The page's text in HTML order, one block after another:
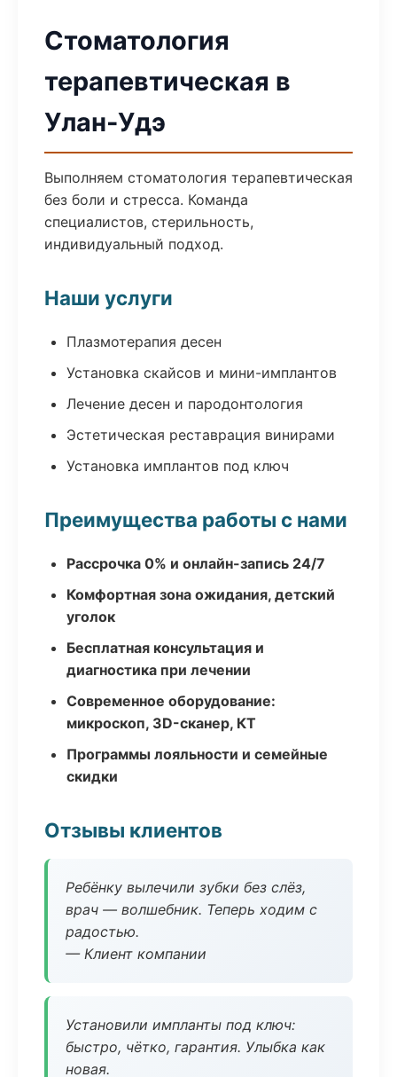
Стоматология
терапевтическая в
Улан-Удэ
Выполняем стоматология терапевтическая
без боли и стресса. Команда
специалистов, стерильность,
индивидуальный подход.
Наши услуги
Плазмотерапия десен
Установка скайсов и мини-имплантов
Лечение десен и пародонтология
Эстетическая реставрация винирами
Установка имплантов под ключ
Преимущества работы с нами
Рассрочка 0% и онлайн-запись 24/7
Комфортная зона ожидания, детский
уголок
Бесплатная консультация и
диагностика при лечении
Современное оборудование:
микроскоп, 3D-сканер, КТ
Программы лояльности и семейные
скидки
Отзывы клиентов
Ребёнку вылечили зубки без слёз,
врач — волшебник. Теперь ходим с
радостью.
— Клиент компании
Установили импланты под ключ:
быстро, чётко, гарантия. Улыбка как
новая.